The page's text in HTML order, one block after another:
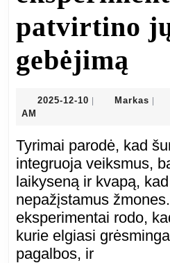
patvirtino
gebėjimą
2025-12-10 2025-
Markas
AM
Tyrimai parodė, kad šunys greitai
integruoja veiksmus,
laikyseną ir kvapą,
nepažįstamus
eksperimentai rodo,
kurie elgiasi
pagalbos, ir